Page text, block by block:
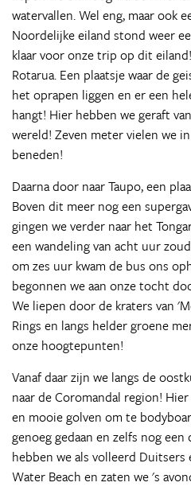
watervallen. Wel eng, maar ook
Noordelijke eiland stond weer
klaar voor onze trip op dit
Rotarua. Een plaatsje waar de
het oprapen liggen en er een
hangt! Hier hebben we geraft
wereld! Zeven meter vielen we
beneden!
Daarna door naar Taupo, een
Boven dit meer nog een
gingen we verder naar het
een wandeling van acht uur
om zes uur kwam de bus ons
begonnen we aan onze tocht
We liepen door de kraters van
Rings en langs helder groene
onze hoogtepunten!
Vanaf daar zijn we langs de
naar de Coromandal region!
en mooie golven om te
genoeg gedaan en zelfs nog
hebben we als volleerd Duitsers
Water Beach en zaten we 's